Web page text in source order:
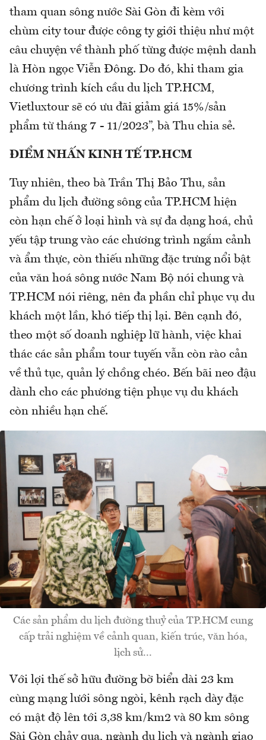
tham quan sông nước Sài Gòn đi kèm với
chùm city tour được công ty giới thiệu như một
câu chuyện về thành phố từng được mệnh danh
là Hòn ngọc Viễn Đông. Do đó, khi tham gia
chương trình kích cầu du lịch TP.HCM,
Vietluxtour sẽ có ưu đãi giảm giá 15%/sản
phẩm từ tháng 7 - 11/2023”, bà Thu chia sẻ.
ĐIỂM NHẤN KINH TẾ TP.HCM
Tuy nhiên, theo bà Trần Thị Bảo Thu, sản
phẩm du lịch đường sông của TP.HCM hiện
còn hạn chế ở loại hình và sự đa dạng hoá, chủ
yếu tập trung vào các chương trình ngắm cảnh
và ẩm thực, còn thiếu những đặc trưng nổi bật
của văn hoá sông nước Nam Bộ nói chung và
TP.HCM nói riêng, nên đa phần chỉ phục vụ du
khách một lần, khó tiếp thị lại. Bên cạnh đó,
theo một số doanh nghiệp lữ hành, việc khai
thác các sản phẩm tour tuyến vẫn còn rào cản
về thủ tục, quản lý chồng chéo. Bến bãi neo đậu
dành cho các phương tiện phục vụ du khách
còn nhiều hạn chế.
Các sản phẩm du lịch đường thuỷ của TP.HCM cung
cấp trải nghiệm về cảnh quan, kiến trúc, văn hóa,
lịch sử...
Với lợi thế sở hữu đường bờ biển dài 23 km
cùng mạng lưới sông ngòi, kênh rạch dày đặc
có mật độ lên tới 3,38 km/km2 và 80 km sông
Sài Gòn chảy qua, ngành du lịch và ngành giao